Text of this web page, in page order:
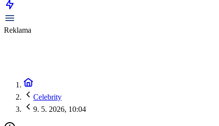
Reklama
Celebrity
9. 5. 2026, 10:04